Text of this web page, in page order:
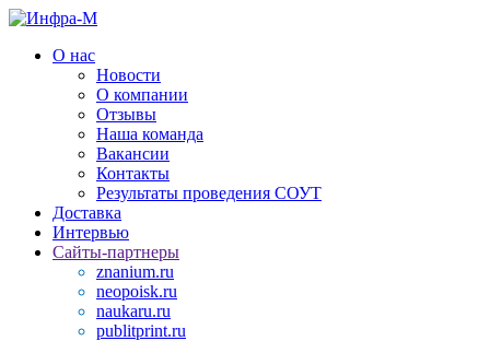
О нас
Новости
О компании
Отзывы
Наша команда
Вакансии
Контакты
Результаты проведения СОУТ
Доставка
Интервью
Сайты-партнеры
znanium.ru
neopoisk.ru
naukaru.ru
publitprint.ru